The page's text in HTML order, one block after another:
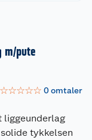
m/pute
☆☆☆☆☆ 0omtaler
liggeunderlag
tykkelsen